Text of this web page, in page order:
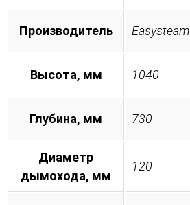
Производитель Easysteam
Высота, мм 1040
Глубина, мм 730
Диаметр
дымохода, мм
120